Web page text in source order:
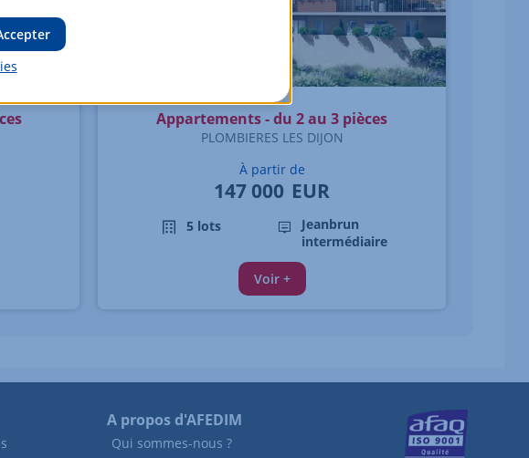
Appartements - du 2 au 3 pièces
PLOMBIERES LES DIJON
À partir de
147 000 EUR
5 lots
Jeanbrun
intermédiaire
Voir +
A propos d'AFEDIM
Qui sommes-nous ?